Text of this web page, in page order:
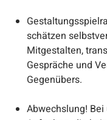
schätzen
Mitgestalten,
Gespräche und
Gegenübers.
Abwechslung!